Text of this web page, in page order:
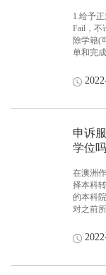
1.给予
Fail，不
除学籍(
单和完
重后果
不明白
申诉
学位
在澳洲
择本科
的本科
对之前
一个办
读，只
里，回